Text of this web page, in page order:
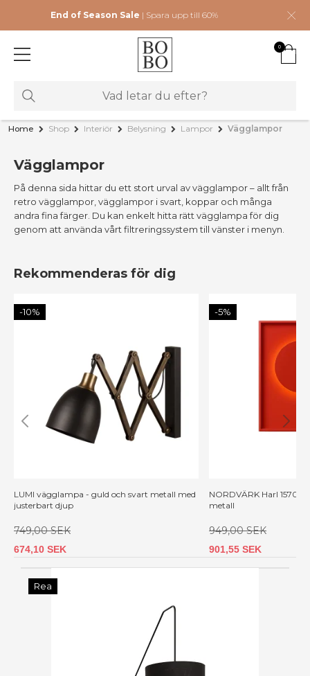
End of Season Sale | Spara upp till 60%
0
Home Shop Interiör Belysning Lampor Vägglampor
Vägglampor
På denna sida hittar du ett stort urval av vägglampor – allt från
retro vägglampor, vägglampor i svart, koppar och många
andra fina färger. Du kan enkelt hitta rätt vägglampa för dig
genom att använda vårt filtreringssystem till vänster i menyn.
Rekommenderas för dig
-10%
LUMI vägglampa - guld och svart metall med
justerbart djup
749,00 SEK
674,10 SEK
-5%
NORDVÄRK Harl
metall
949,00 SEK
901,55 SEK
Rea